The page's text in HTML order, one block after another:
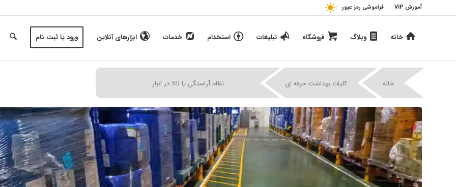
آموزش VIP فراموشی رمز عبور
خانه وبلاگ فروشگاه تبلیغات استخدام خدمات ابزارهای آنلاین ورود یا ثبت نام
خانه کلیات بهداشت حرفه ای | نظام آراستگی یا 5S در انبار